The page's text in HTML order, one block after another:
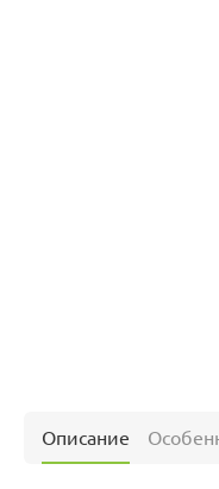
Описание